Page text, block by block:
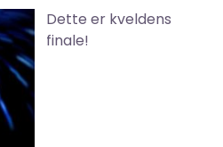
Dette er kveldens
finale!